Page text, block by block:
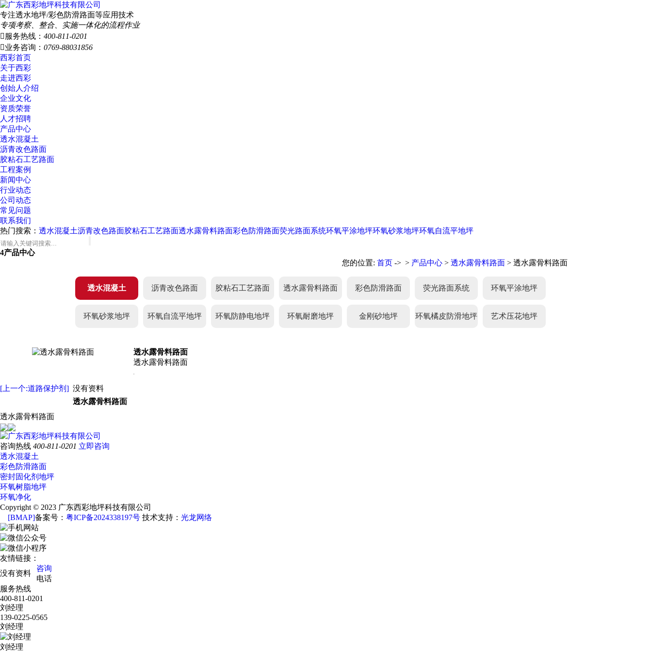
专注透水地坪/彩色防滑路面等应用技术
专项考察、整合、实施一体化的流程作业
 服务热线： 400-811-0201
业务咨询： 0769-88031856
西彩首页
关于西彩
走进西彩
创始人介绍
企业文化
资质荣誉
人才招聘
产品中心
透水混凝土
沥青改色路面
胶粘石工艺路面
工程案例
新闻中心
行业动态
公司动态
常见问题
联系我们
热门搜索： 透水混凝土沥青改色路面胶粘石工艺路面透水露骨料路面彩色防滑路面荧光路面系统环氧平涂地坪环氧砂浆地坪环氧自流平地坪
4产品中心
您的位置: 首页 -> > 产品中心 > 透水露骨料路面 > 透水露骨料路面
透水混凝土 沥青改色路面 胶粘石工艺路面 透水露骨料路面 彩色防滑路面 荧光路面系统 环氧平涂地坪
环氧砂浆地坪 环氧自流平地坪 环氧防静电地坪 环氧耐磨地坪 金刚砂地坪 环氧橘皮防滑地坪 艺术压花地坪
透水露骨料路面
透水露骨料路面
[上一个:道路保护剂] 没有资料
透水露骨料路面
透水露骨料路面
咨询热线 400-811-0201 立即咨询
透水混凝土
彩色防滑路面
密封固化剂地坪
环氧树脂地坪
环氧净化
Copyright © 2023 广东西彩地坪科技有限公司
[BMAP]备案号： 粤ICP备2024338197号 技术支持： 光龙网络
友情链接：
没有资料
咨询
电话
服务热线
400-811-0201
刘经理
139-0225-0565
刘经理
刘经理